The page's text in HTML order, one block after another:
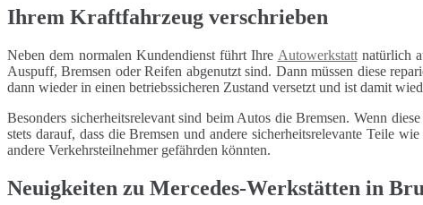
Ihrem Kraftfahrzeug verschrieben
Neben dem normalen Kundendienst führt Ihre Autowerkstattnatürlich
Auspuff, Bremsen oder Reifen abgenutzt sind. Dann müssen diese
dann wieder in einen betriebssicheren Zustand versetzt und ist damit
Besonders sicherheitsrelevant sind beim Autos die Bremsen. Wenn
stets darauf, dass die Bremsen und andere sicherheitsrelevante Teile
andere Verkehrsteilnehmer gefährden könnten.
Neuigkeiten zu Mercedes-Werkstätten in